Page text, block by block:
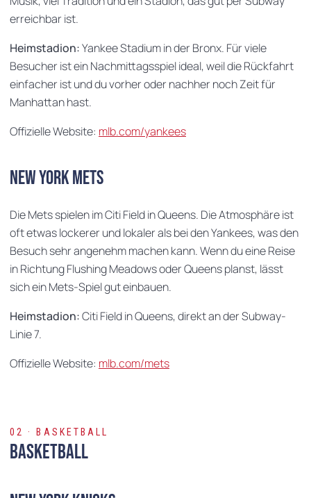
erreichbar ist.
Heimstadion:Yankee Stadium in der Bronx. Für viele
Besucher ist ein Nachmittagsspiel ideal, weil die Rückfahrt
einfacher ist und du vorher oder nachher noch Zeit für
Manhattan hast.
Offizielle Website: mlb.com/yankees
New York Mets
Die Mets spielen im Citi Field in Queens. Die Atmosphäre ist
oft etwas lockerer und lokaler als bei den Yankees, was den
Besuch sehr angenehm machen kann. Wenn du eine Reise
in Richtung Flushing Meadows oder Queens planst, lässt
sich ein Mets-Spiel gut einbauen.
Heimstadion:Citi Field in Queens, direkt an der Subway-
Linie 7.
Offizielle Website: mlb.com/mets
02 · BASKETBALL
Basketball